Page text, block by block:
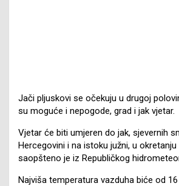
Jači pljuskovi se očekuju u drugoj
su moguće i nepogode, grad i jak vjetar.
Vjetar će biti umjeren do jak, sjevernih
Hercegovini i na istoku južni, u
saopšteno je iz Republičkog
Najviša temperatura vazduha biće od